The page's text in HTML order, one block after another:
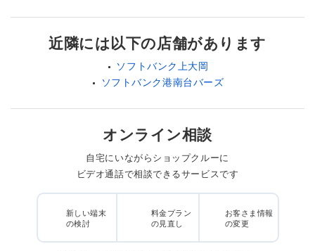
近隣には以下の店舗があります
ソフトバンク上大岡
ソフトバンク港南台バーズ
オンライン相談
自宅にいながらショップクルーに
ビデオ通話で相談できるサービスです
新しい端末
の検討
料金プラン
の見直し
お客さま情報
の変更